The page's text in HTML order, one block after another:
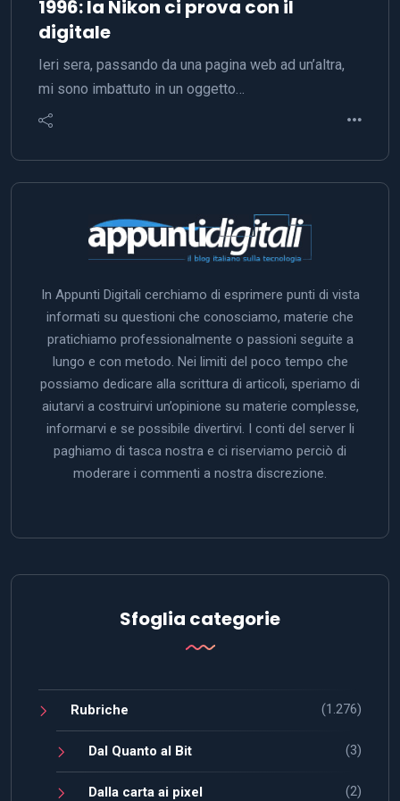
1996: la Nikon ci prova con il
digitale
Ieri sera, passando da una pagina web ad un’altra,
mi sono imbattuto in un oggetto…
In Appunti Digitali cerchiamo di esprimere punti di vista
informati su questioni che conosciamo, materie che
pratichiamo professionalmente o passioni seguite a
lungo e con metodo. Nei limiti del poco tempo che
possiamo dedicare alla scrittura di articoli, speriamo di
aiutarvi a costruirvi un’opinione su materie complesse,
informarvi e se possibile divertirvi. I conti del server li
paghiamo di tasca nostra e ci riserviamo perciò di
moderare i commenti a nostra discrezione.
Sfoglia categorie
Rubriche (1.276)
Dal Quanto al Bit (3)
Dalla carta ai pixel (2)